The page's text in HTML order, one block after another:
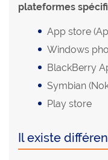
plateformes
App store
Windows
BlackBerry
Symbian
Play store
Il existe